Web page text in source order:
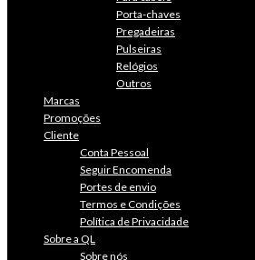
Porta-chaves
Pregadeiras
Pulseiras
Relógios
Outros
Marcas
Promoções
Cliente
Conta Pessoal
Seguir Encomenda
Portes de envio
Termos e Condições
Política de Privacidade
Sobre a QL
Sobre nós